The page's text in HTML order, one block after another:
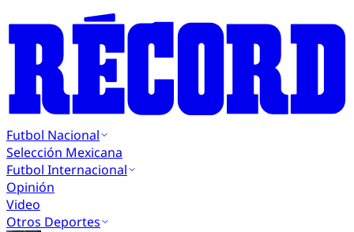
Futbol Nacional
Selección Mexicana
Futbol Internacional
Opinión
Video
Otros Deportes